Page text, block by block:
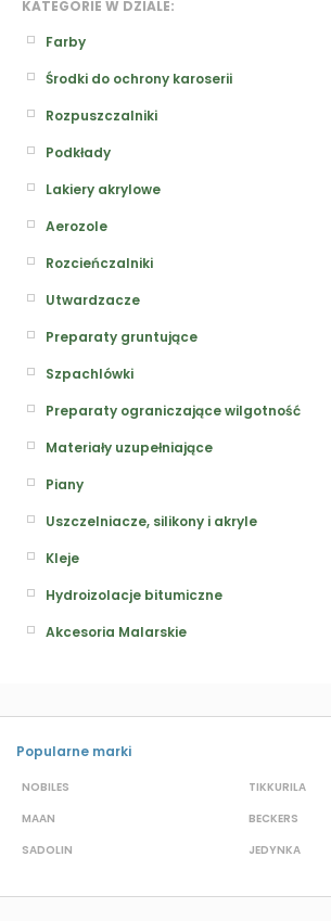
KATEGORIE W DZIALE:
Farby
Środki do ochrony karoserii
Rozpuszczalniki
Podkłady
Lakiery akrylowe
Aerozole
Rozcieńczalniki
Utwardzacze
Preparaty gruntujące
Szpachlówki
Preparaty ograniczające wilgotność
Materiały uzupełniające
Piany
Uszczelniacze, silikony i akryle
Kleje
Hydroizolacje bitumiczne
Akcesoria Malarskie
Popularne marki
NOBILES
MAAN
SADOLIN
TIKKURILA
BECKERS
JEDYNKA